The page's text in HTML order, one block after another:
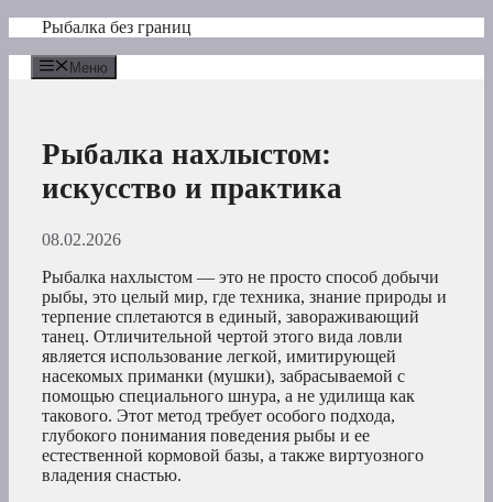
Перейти
содержимому
Рыбалка без границ
Меню
Рыбалка нахлыстом:
искусство и практика
08.02.2026
Рыбалка нахлыстом — это не просто способ добычи
рыбы, это целый мир, где техника, знание природы и
терпение сплетаются в единый, завораживающий
танец. Отличительной чертой этого вида ловли
является использование легкой, имитирующей
насекомых приманки (мушки), забрасываемой с
помощью специального шнура, а не удилища как
такового. Этот метод требует особого подхода,
глубокого понимания поведения рыбы и ее
естественной кормовой базы, а также виртуозного
владения снастью.